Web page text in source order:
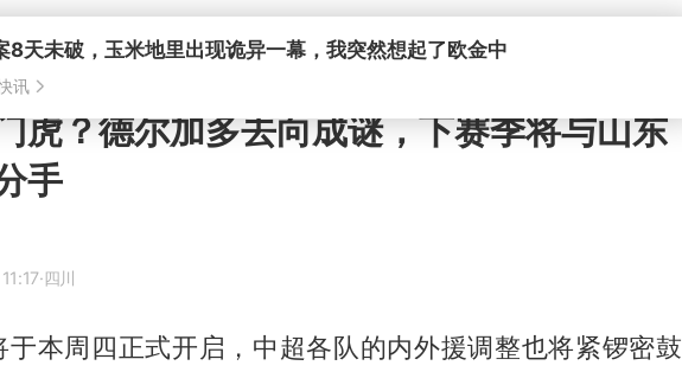
虎？德尔加多去向成谜，下赛季将与山东
手
·四川
于本周四正式开启，中超各队的内外援调整也将紧锣密鼓